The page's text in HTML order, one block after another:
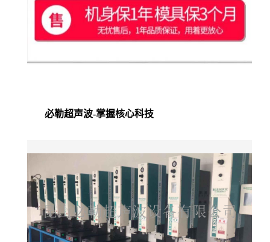
必勒超声波-掌握核心科技